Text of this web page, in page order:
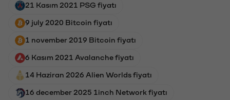
21 Kasım 2021 PSG fiyatı
9 july 2020 Bitcoin fiyatı
1 november 2019 Bitcoin fiyatı
6 Kasım 2021 Avalanche fiyatı
14 Haziran 2026 Alien Worlds fiyatı
16 december 2025 1inch Network fiyatı